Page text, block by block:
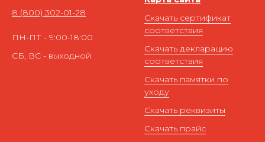
8 (800) 302-01-28
ПН-ПТ - 9:00-18:00
СБ, ВС - выходной
Скачать сертификат
соответствия
Скачать декларацию
соответствия
Скачать памятки по
уходу
Скачать реквизиты
Скачать прайс